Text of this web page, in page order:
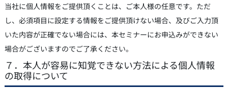
当社に個人情報をご提供頂くことは、ご本人様の任意です。ただ
し、必須項目に設定する情報をご提供頂けない場合、及びご入力頂
いた内容が正確でない場合には、本セミナーにお申込みができない
場合がございますのでご了承ください。
７．本人が容易に知覚できない方法による個人情報
の取得について